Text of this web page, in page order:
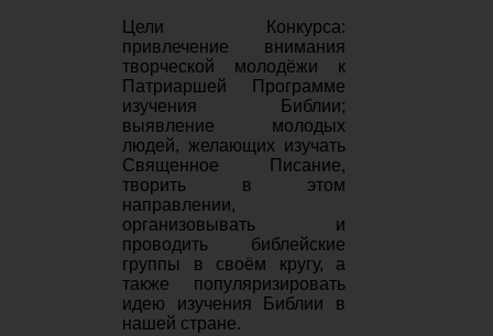
Цели Конкурса:
привлечение внимания
творческой молодёжи к
Патриаршей Программе
изучения Библии;
выявление молодых
людей, желающих изучать
Священное Писание,
творить в этом
направлении,
организовывать и
проводить библейские
группы в своём кругу, а
также популяризировать
идею изучения Библии в
нашей стране.